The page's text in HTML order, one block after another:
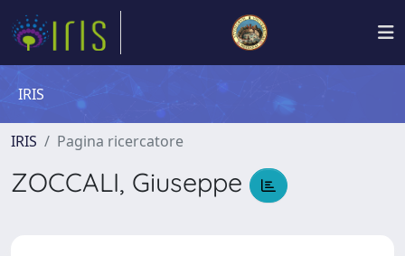
IRIS
IRIS Pagina ricercatore
ZOCCALI, Giuseppe